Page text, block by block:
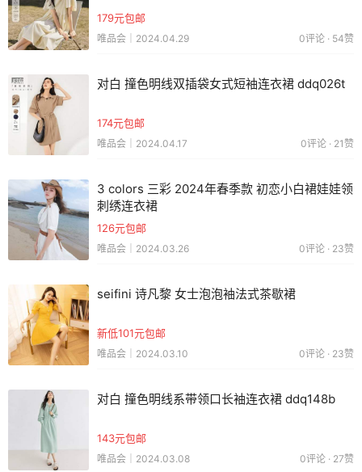
179元包邮
唯品会｜2024.04.29 0评论 · 54赞
对白 撞色明线双插袋女式短袖连衣裙 ddq026t
174元包邮
唯品会｜2024.04.17 0评论 · 21赞
3 colors 三彩 2024年春季款 初恋小白裙娃娃领
刺绣连衣裙
126元包邮
唯品会｜2024.03.26 0评论 · 23赞
seifini 诗凡黎 女士泡泡袖法式茶歇裙
新低101元包邮
唯品会｜2024.03.10 0评论 · 23赞
对白 撞色明线系带领口长袖连衣裙 ddq148b
143元包邮
唯品会｜2024.03.08 0评论 · 27赞